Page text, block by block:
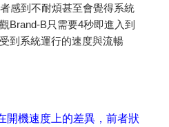
感到不耐煩甚至會覺得系統
Brand-B只需要4秒即進入到
到系統運行的速度與流暢
開機速度上的差異，前者狀